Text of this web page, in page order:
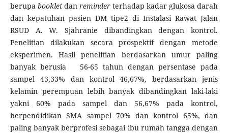
berupa booklet danreminderterhadap kadar glukosa darah
dan kepatuhan pasien DM tipe2 di Instalasi Rawat Jalan
RSUD A. W. Sjahranie dibandingkan dengan kontrol.
Penelitian dilakukan secara prospektif dengan metode
eksperimen. Hasil penelitian berdasarkan umur paling
banyak berusia 56-65 tahun dengan persentase pada
sampel 43,33% dan kontrol 46,67%, berdasarkan jenis
kelamin perempuan lebih banyak dibandingkan laki-laki
yakni 60% pada sampel dan 56,67% pada kontrol,
berpendidikan SMA sampel 70% dan kontrol 65%, dan
paling banyak berprofesi sebagai ibu rumah tangga dengan